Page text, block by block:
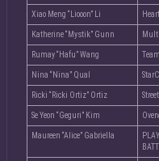
Xiao Meng “Liooon” Li
Katherine “Mystik” Gunn
Rumay “Hafu” Wang
Nina “Nina” Qual
Ricki “Ricki Ortiz” Ortiz
Se Yeon “Geguri” Kim
Maureen “Alice” Gabriella